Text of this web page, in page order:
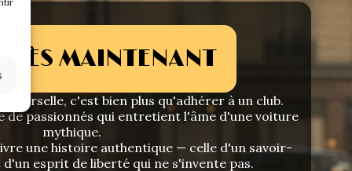
DÈS MAINTENANT
c'est bien plus qu'adhérer à un club.
de passionnés qui entretient l'âme d'une voiture
mythique.
une histoire authentique — celle d'un savoir-
esprit de liberté qui ne s'invente pas.